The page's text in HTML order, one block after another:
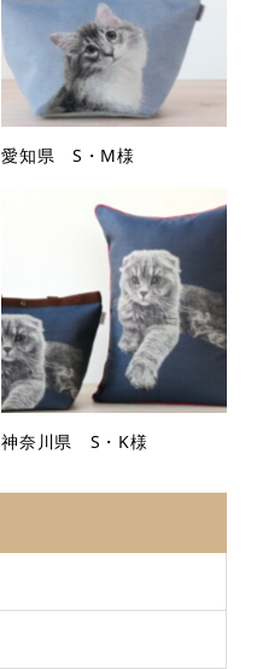
愛知県 S・M様
神奈川県 S・K様